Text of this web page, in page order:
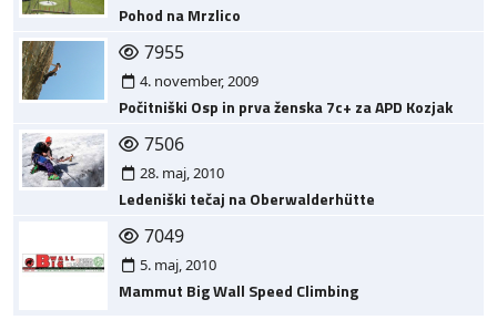
Pohod na Mrzlico
7955
4. november, 2009
Počitniški Osp in prva ženska 7c+ za APD Kozjak
7506
28. maj, 2010
Ledeniški tečaj na Oberwalderhütte
7049
5. maj, 2010
Mammut Big Wall Speed Climbing